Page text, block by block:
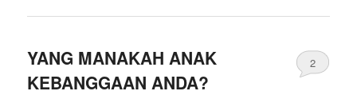
YANG MANAKAH ANAK
KEBANGGAAN ANDA?
2